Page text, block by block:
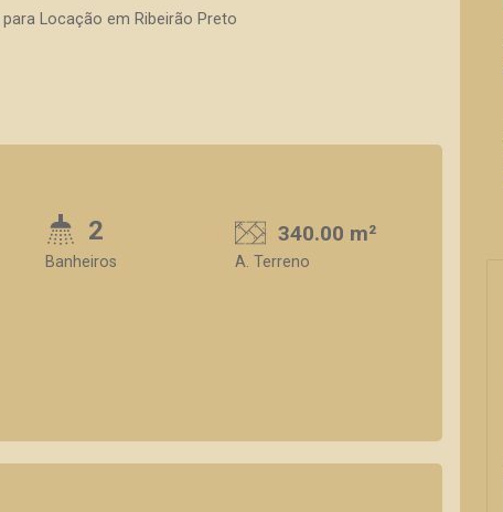
Locação em Ribeirão Preto
2
Banheiros
340.00 m²
A. Terreno